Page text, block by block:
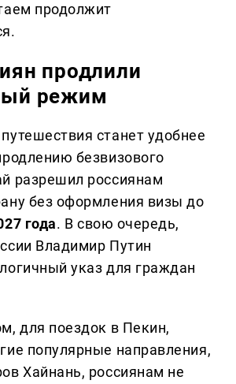
продолжит
продлили
режим
станет удобнее
безвизового
разрешил россиянам
без оформления визы до
года. В свою очередь,
Владимир Путин
указ для граждан
для поездок в Пекин,
популярные направления,
Хайнань, россиянам не